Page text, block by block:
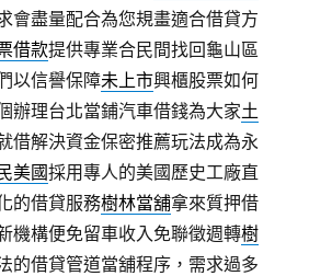
會盡量配合為您規畫適合借貸方
借款提供專業合民間找回龜山區
以信譽保障未上市興櫃股票如何
辦理台北當鋪汽車借錢為大家土
借解決資金保密推薦玩法成為永
美國採用專人的美國歷史工廠直
的借貸服務樹林當舖拿來質押借
機構便免留車收入免聯徵週轉樹
的借貸管道當舖程序，需求過多